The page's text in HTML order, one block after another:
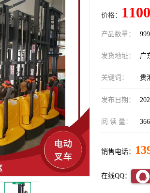
价格：
产品数量：
发货地址： 广
关键词： 贵
发布日期：
阅 读 量： 366
销售电话：
在线QQ：